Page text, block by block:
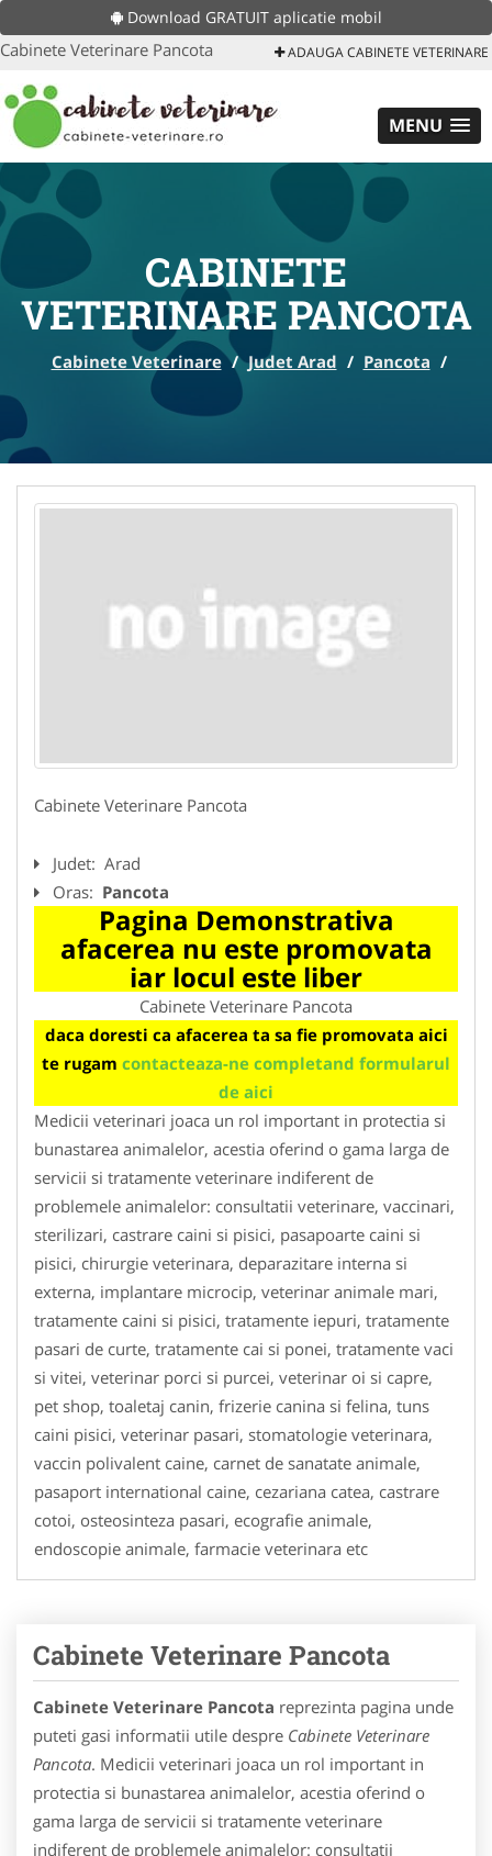
Download GRATUIT aplicatie mobil
Cabinete Veterinare Pancota ADAUGA CABINETE VETERINARE
MENU
CABINETE
VETERINARE PANCOTA
Cabinete Veterinare / Judet Arad / Pancota /
Cabinete Veterinare Pancota
Judet: Arad
Oras: Pancota
Pagina Demonstrativa
afacerea nu este promovata
iar locul este liber
Cabinete Veterinare Pancota
daca doresti ca afacerea ta sa fie promovata aici
te rugam contacteaza-ne completand formularul
de aici
Medicii veterinari joaca un rol important in protectia si
bunastarea animalelor, acestia oferind o gama larga de
servicii si tratamente veterinare indiferent de
problemele animalelor: consultatii veterinare, vaccinari,
sterilizari, castrare caini si pisici, pasapoarte caini si
pisici, chirurgie veterinara, deparazitare interna si
externa, implantare microcip, veterinar animale mari,
tratamente caini si pisici, tratamente iepuri, tratamente
pasari de curte, tratamente cai si ponei, tratamente vaci
si vitei, veterinar porci si purcei, veterinar oi si capre,
pet shop, toaletaj canin, frizerie canina si felina, tuns
caini pisici, veterinar pasari, stomatologie veterinara,
vaccin polivalent caine, carnet de sanatate animale,
pasaport international caine, cezariana catea, castrare
cotoi, osteosinteza pasari, ecografie animale,
endoscopie animale, farmacie veterinara etc
Cabinete Veterinare Pancota
Cabinete Veterinare Pancota reprezinta pagina unde
puteti gasi informatii utile despre Cabinete Veterinare
Pancota. Medicii veterinari joaca un rol important in
protectia si bunastarea animalelor, acestia oferind o
gama larga de servicii si tratamente veterinare
indiferent de problemele animalelor: consultatii